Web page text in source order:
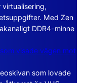
Med Zen
DDR4-minne
visade vägen mot
som lovade